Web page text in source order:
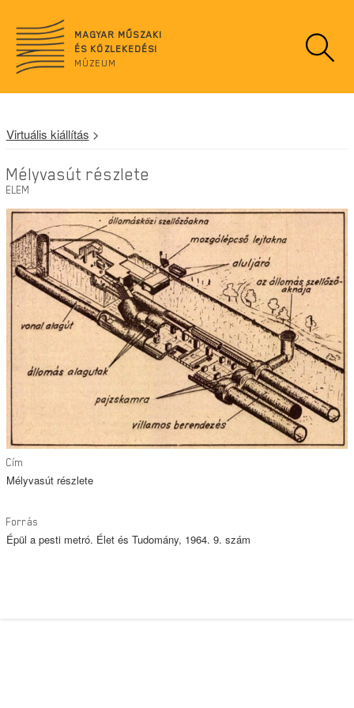
a
MAGYAR MŰSZAKI
ÉS KÖZLEKEDÉSI
MÚZEUM
Virtuális kiállítás >
Mélyvasút részlete
ELEM
Cím
Mélyvasút részlete
Forrás
Épül a pesti metró. Élet és Tudomány, 1964. 9. szám